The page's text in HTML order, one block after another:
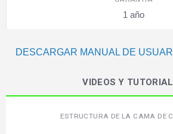
1 año
DESCARGAR MANUAL DE
VIDEOS Y
ESTRUCTURA DE LA CAMA DE